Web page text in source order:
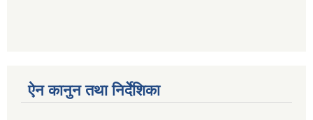
ऐन कानुन तथा निर्देशिका